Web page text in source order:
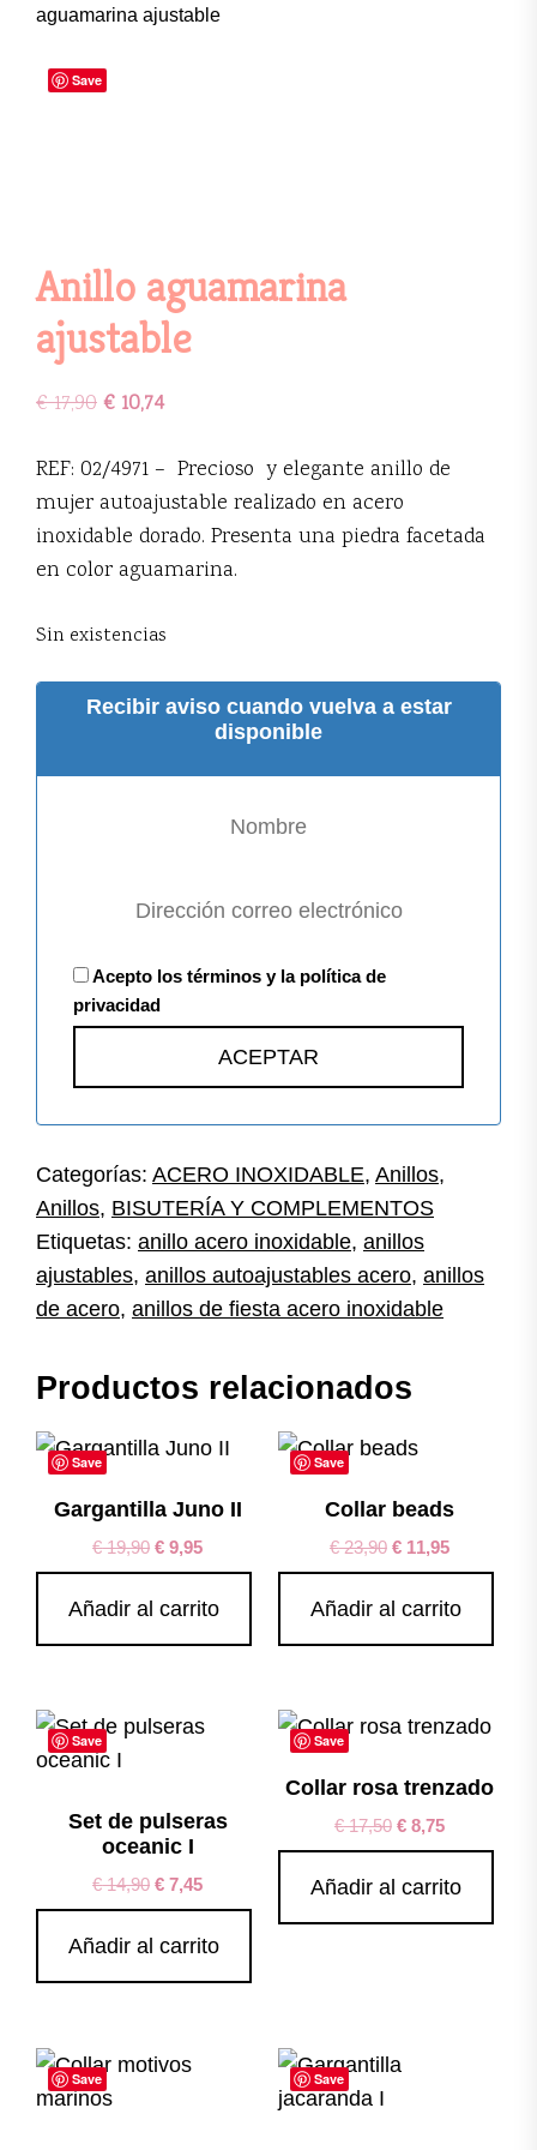
aguamarina ajustable
Save
Anillo aguamarina
ajustable
€17,90€ 10,74
REF: 02/4971 – Precioso y elegante anillo de
mujer autoajustable realizado en acero
inoxidable dorado. Presenta una piedra facetada
en color aguamarina.
Sin existencias
Recibir aviso cuando vuelva a estar
disponible
Acepto los términos y la política de
privacidad
Categorías: ACERO INOXIDABLE, Anillos,
Anillos, BISUTERÍA Y COMPLEMENTOS
Etiquetas: anillo acero inoxidable, anillos
ajustables, anillos autoajustables acero, anillos
de acero, anillos de fiesta acero inoxidable
Productos relacionados
Save
Gargantilla Juno II
€19,90 € 9,95
Añadir al carrito
Save
Collar beads
€23,90 €11,95
Añadir al carrito
Save
Set de pulseras
oceanic I
€14,90 € 7,45
Añadir al carrito
Save
Collar rosa trenzado
€17,50 €8,75
Añadir al carrito
Save Save